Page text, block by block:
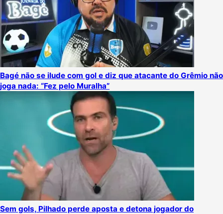
Bagé não se ilude com gol e diz que atacante do Grêmio não
joga nada: “Fez pelo Muralha”
Sem gols, Pilhado perde aposta e detona jogador do